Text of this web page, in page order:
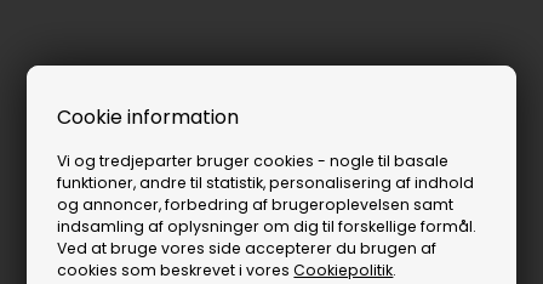
Cookie information
Vi og tredjeparter bruger cookies - nogle til basale
funktioner, andre til statistik, personalisering af indhold
og annoncer, forbedring af brugeroplevelsen samt
indsamling af oplysninger om dig til forskellige formål.
Ved at bruge vores side accepterer du brugen af
cookies som beskrevet i voresCookiepolitik.